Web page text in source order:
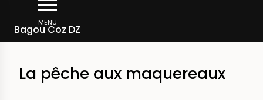
contenu
MENU
Bagou Coz DZ
d'Ariane
Rechercher dans la presse
La pêche aux maquereaux